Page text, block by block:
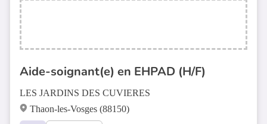
Aide-soignant(e) en EHPAD (H/F)
LES JARDINS DES CUVIERES
Thaon-les-Vosges (88150)